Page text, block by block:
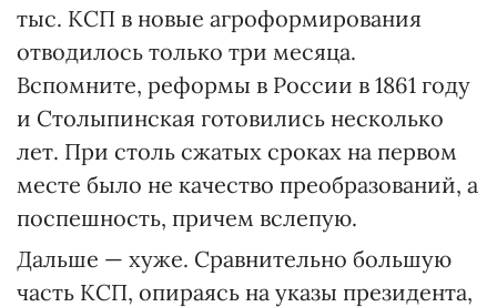
тыс. КСП в новые агроформирования
отводилось только три месяца.
Вспомните, реформы в России в 1861 году
и Столыпинская готовились несколько
лет. При столь сжатых сроках на первом
месте было не качество преобразований, а
поспешность, причем вслепую.
Дальше — хуже. Сравнительно большую
часть КСП, опираясь на указы президента,